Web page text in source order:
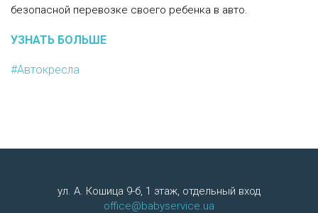
безопасной перевозке своего ребенка в авто.
УЗНАТЬ БОЛЬШЕ
#Автокресла
ул. А. Кошица 9-б, 1 этаж, отдельный вход
office@babyservice.ua